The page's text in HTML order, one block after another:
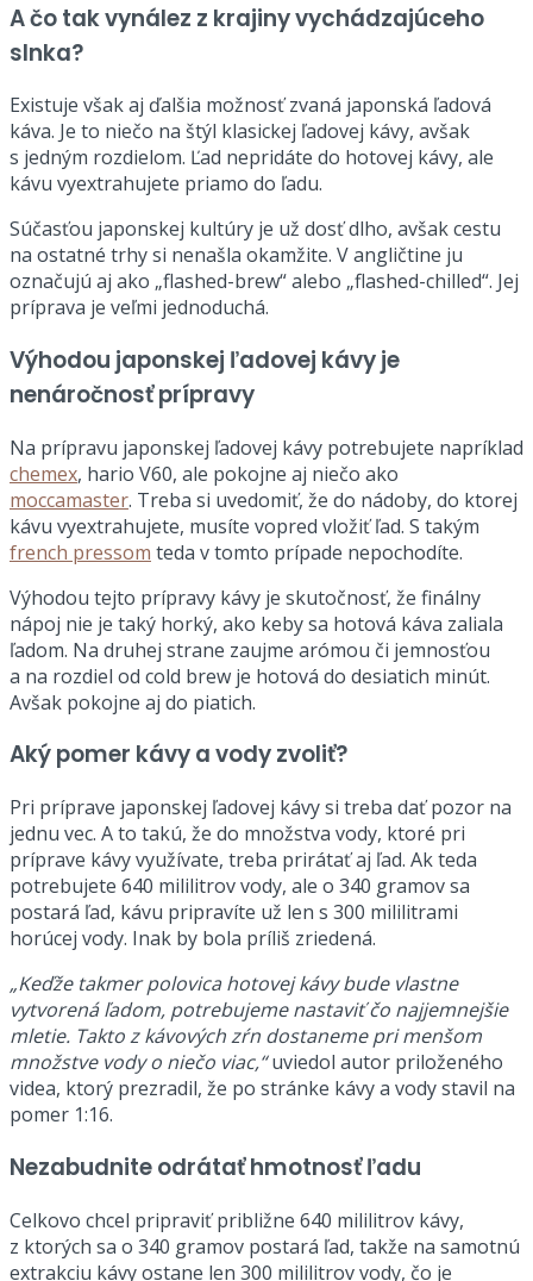
A čo tak vynález z krajiny vychádzajúceho
slnka?
Existuje však aj ďalšia možnosť zvaná japonská ľadová
káva. Je to niečo na štýl klasickej ľadovej kávy, avšak
s jedným rozdielom. Ľad nepridáte do hotovej kávy, ale
kávu vyextrahujete priamo do ľadu.
Súčasťou japonskej kultúry je už dosť dlho, avšak cestu
na ostatné trhy si nenašla okamžite. V angličtine ju
označujú aj ako „flashed-brew“ alebo „flashed-chilled“. Jej
príprava je veľmi jednoduchá.
Výhodou japonskej ľadovej kávy je
nenáročnosť prípravy
Na prípravu japonskej ľadovej kávy potrebujete napríklad
chemex, hario V60, ale pokojne aj niečo ako
moccamaster. Treba si uvedomiť, že do nádoby, do ktorej
kávu vyextrahujete, musíte vopred vložiť ľad. S takým
french pressom teda v tomto prípade nepochodíte.
Výhodou tejto prípravy kávy je skutočnosť, že finálny
nápoj nie je taký horký, ako keby sa hotová káva zaliala
ľadom. Na druhej strane zaujme arómou či jemnosťou
a na rozdiel od cold brew je hotová do desiatich minút.
Avšak pokojne aj do piatich.
Aký pomer kávy a vody zvoliť?
Pri príprave japonskej ľadovej kávy si treba dať pozor na
jednu vec. A to takú, že do množstva vody, ktoré pri
príprave kávy využívate, treba prirátať aj ľad. Ak teda
potrebujete 640 mililitrov vody, ale o 340 gramov sa
postará ľad, kávu pripravíte už len s 300 mililitrami
horúcej vody. Inak by bola príliš zriedená.
„Keďže takmer polovica hotovej kávy bude vlastne
vytvorená ľadom, potrebujeme nastaviť čo najjemnejšie
mletie. Takto z kávových zŕn dostaneme pri menšom
množstve vody o niečo viac,“uviedol autor priloženého
videa, ktorý prezradil, že po stránke kávy a vody stavil na
pomer 1:16.
Nezabudnite odrátať hmotnosť ľadu
Celkovo chcel pripraviť približne 640 mililitrov kávy,
z ktorých sa o 340 gramov postará ľad, takže na samotnú
extrakciu kávy ostane len 300 mililitrov vody, čo je